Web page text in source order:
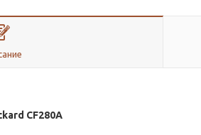
CF280A